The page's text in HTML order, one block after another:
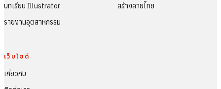
บทเรียน Illustrator
รายงานอุตสาหกรรม
สร้างลายไทย
เว็บไซต์
เกี่ยวกับ